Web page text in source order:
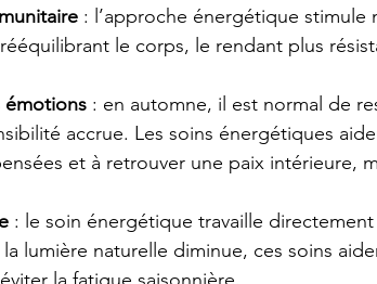
: l’approche énergétique stimule
le corps, le rendant plus
émotions : en automne, il est normal de
accrue. Les soins énergétiques
et à retrouver une paix intérieure,
: le soin énergétique travaille directement
lumière naturelle diminue, ces soins